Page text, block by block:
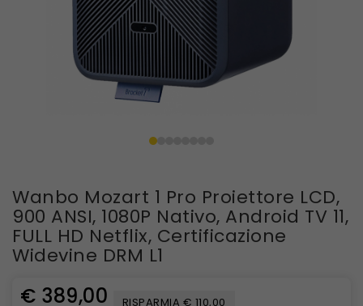
Wanbo Mozart 1 Pro Proiettore LCD,
900 ANSI, 1080P Nativo, Android TV 11,
FULL HD Netflix, Certificazione
Widevine DRM L1
€ 389,00 RISPARMIA € 110,00